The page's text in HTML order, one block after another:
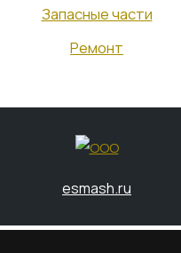
Запасные части
Ремонт
esmash.ru